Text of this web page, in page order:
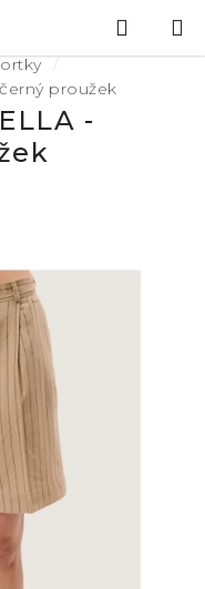
Hledat
proužek
-